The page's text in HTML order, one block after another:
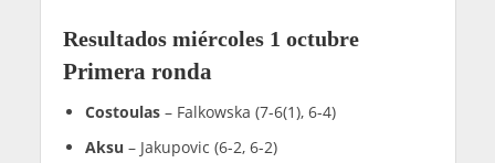
Resultados miércoles 1 octubre
Primera ronda
Costoulas– Falkowska (7-6(1), 6-4)
Aksu – Jakupovic (6-2, 6-2)